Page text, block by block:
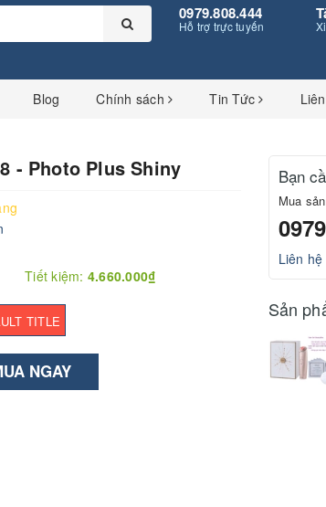
0979.808.444
Hỗ trợ trực tuyến
Blog Chính sách Tin Tức
- Photo Plus Shiny
Tiết kiệm: 4.660.000₫
TITLE
NGAY
Bạn
Mua
Liên hệ
Sản